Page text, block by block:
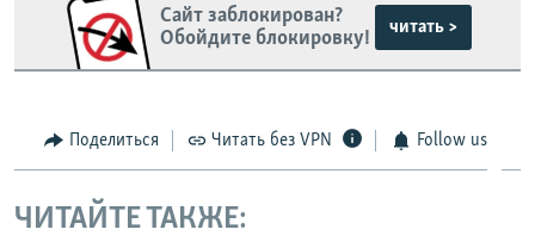
Сайт заблокирован?
Обойдите блокировку!
читать >
Поделиться Читать без VPN Follow us
ЧИТАЙТЕ ТАКЖЕ: